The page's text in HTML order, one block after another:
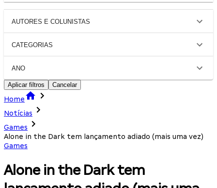
AUTORES E COLUNISTAS
CATEGORIAS
ANO
Aplicar filtros Cancelar
Home
Notícias
Games
Alone in the Dark tem lançamento adiado (mais uma vez)
Games
Alone in the Dark tem